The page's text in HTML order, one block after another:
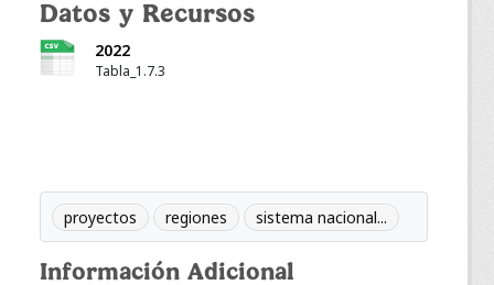
Datos y Recursos
2022
Tabla_1.7.3
proyectos regiones sistema nacional...
Información Adicional